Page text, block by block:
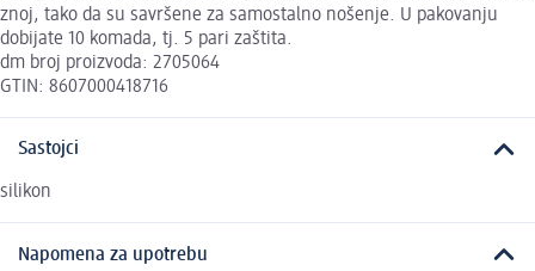
znoj, tako da su savršene za samostalno nošenje. U pakovanju
dobijate 10 komada, tj. 5 pari zaštita.
dm broj proizvoda: 2705064
GTIN: 8607000418716
Sastojci
silikon
Napomena za upotrebu